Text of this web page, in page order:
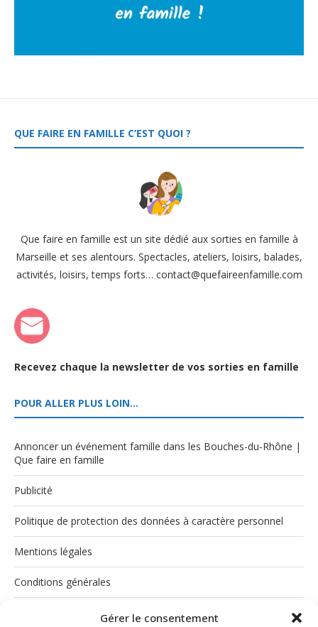
Gérer le consentement
QUE FAIRE EN FAMILLE C’EST QUOI ?
Que faire en famille est un site dédié aux sorties en famille à
Marseille et ses alentours. Spectacles, ateliers, loisirs, balades,
activités, loisirs, temps forts… contact@quefaireenfamille.com
Recevez chaque la newsletter de vos sorties en famille
POUR ALLER PLUS LOIN…
Annoncer un événement famille dans les Bouches-du-Rhône |
Que faire en famille
Publicité
Politique de protection des données à caractère personnel
Mentions légales
Conditions générales
Politique de cookies (UE)